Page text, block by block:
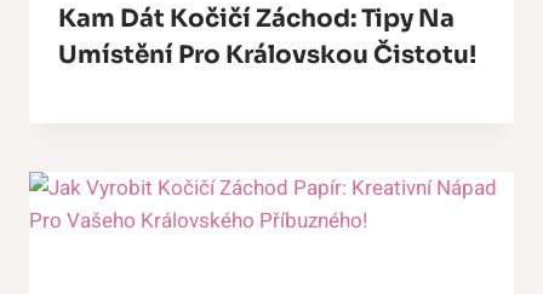
Kam Dát Kočičí Záchod: Tipy Na
Umístění Pro Královskou Čistotu!